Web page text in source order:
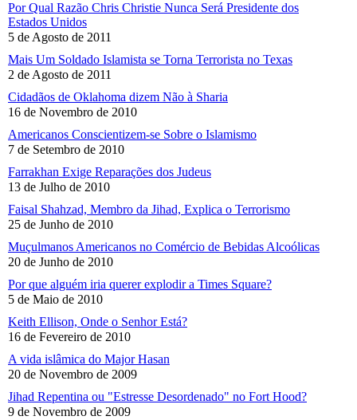
Por Qual Razão Chris Christie Nunca Será Presidente dos
Estados Unidos
5 de Agosto de 2011
Mais Um Soldado Islamista se Torna Terrorista no Texas
2 de Agosto de 2011
Cidadãos de Oklahoma dizem Não à Sharia
16 de Novembro de 2010
Americanos Conscientizem-se Sobre o Islamismo
7 de Setembro de 2010
Farrakhan Exige Reparações dos Judeus
13 de Julho de 2010
Faisal Shahzad, Membro da Jihad, Explica o Terrorismo
25 de Junho de 2010
Muçulmanos Americanos no Comércio de Bebidas Alcoólicas
20 de Junho de 2010
Por que alguém iria querer explodir a Times Square?
5 de Maio de 2010
Keith Ellison, Onde o Senhor Está?
16 de Fevereiro de 2010
A vida islâmica do Major Hasan
20 de Novembro de 2009
Jihad Repentina ou "Estresse Desordenado" no Fort Hood?
9 de Novembro de 2009